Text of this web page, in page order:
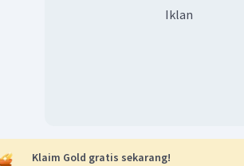
Iklan
Klaim Gold gratis sekarang!